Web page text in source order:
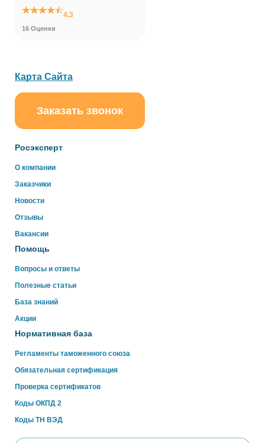
4.3
16 Оценки
Росэксперт
О компании
Заказчики
Новости
Отзывы
Вакансии
Помощь
Вопросы и ответы
Полезные статьи
База знаний
Акции
Нормативная база
Регламенты таможенного союза
Обязательная сертификация
Проверка сертификатов
Коды ОКПД 2
Коды ТН ВЭД
Карта Сайта
Заказать звонок
online
Здравствуйте!
Свяжитесь с нами через WhatsApp нажав на кнопку